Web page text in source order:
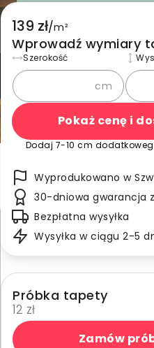
139 zł/m²
Wprowadź wymiary
Szerokość
cm
Pokaż cenę i
Dodaj 7-10 cm
Wyprodukowano w
30-dniowa gwarancja
Bezpłatna wysyłka
Wysyłka w ciągu 2-5
Próbka tapety
12 zł
Zamów